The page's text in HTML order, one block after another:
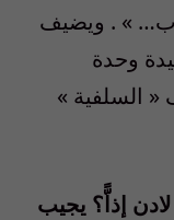
… » . ويضيف
وحدة
« السلفية »
إذاًّ؟ يجيب